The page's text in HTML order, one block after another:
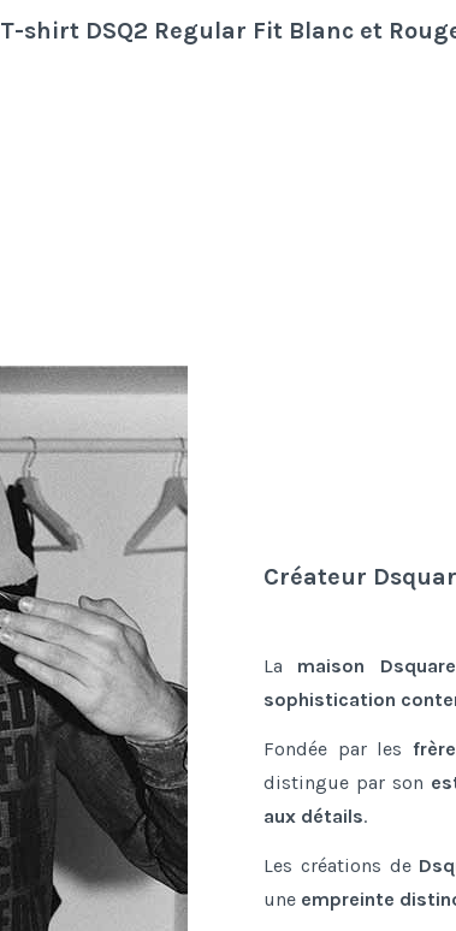
T-shirt DSQ2 Regular Fit Blanc et
Créateur
La maison
sophistication
Fondée par les
distingue par son
aux détails.
Les créations de
une empreinte